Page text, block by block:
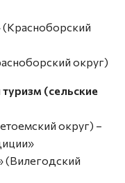
округ)
(сельские
округ) –
(Вилегодский